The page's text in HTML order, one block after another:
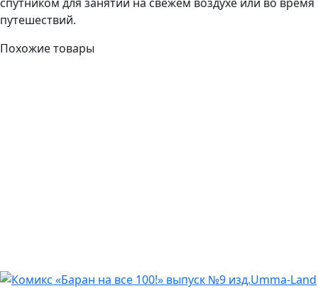
спутником для занятий на свежем воздухе или во время
путешествий.
Похожие товары